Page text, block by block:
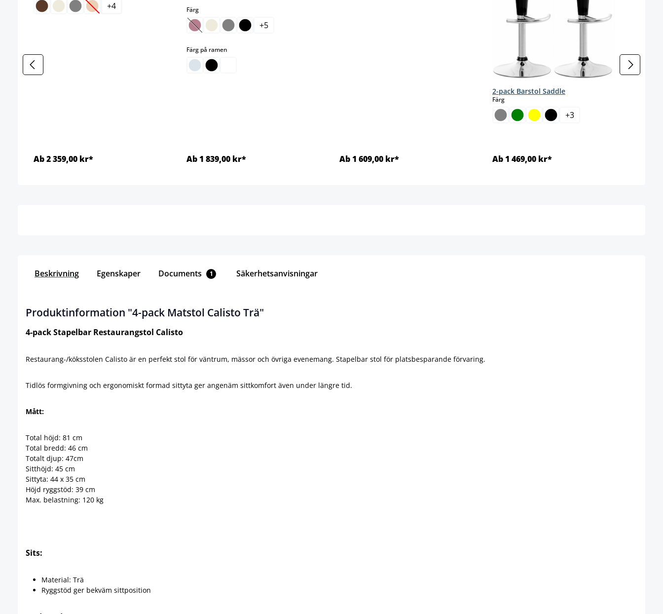
(Det här alternativet är för närvarande inte tillgängligt.)
+4
Ab 2 359,00 kr*
Färgselect
(Det här alternativet är för närvarande inte tillgängligt.)
+5
Färg på ramen
Ab 1 839,00 kr* Ab 1 609,00 kr*
2-pack Barstol Saddle
Färgselect
+3
Ab 1 469,00 kr*
Beskrivning Egenskaper Documents 1 Säkerhetsanvisningar
Produktinformation "4-pack Matstol Calisto Trä"
4-pack Stapelbar Restaurangstol Calisto
Restaurang-/köksstolen Calisto är en perfekt stol för väntrum, mässor och övriga evenemang. Stapelbar stol för platsbesparande förvaring.
Tidlös formgivning och ergonomiskt formad sittyta ger angenäm sittkomfort även under längre tid.
Mått:
Total höjd: 81 cm
Total bredd: 46 cm
Totalt djup: 47cm
Sitthöjd: 45 cm
Sittyta: 44 x 35 cm
Höjd ryggstöd: 39 cm
Max. belastning: 120 kg
Sits:
Material: Trä
Ryggstöd ger bekväm sittposition